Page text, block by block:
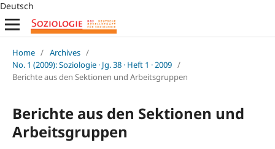
Deutsch
Home / Archives /
No. 1 (2009): Soziologie · Jg. 38 · Heft 1 · 2009 /
Berichte aus den Sektionen und Arbeitsgruppen
Berichte aus den Sektionen und
Arbeitsgruppen